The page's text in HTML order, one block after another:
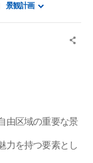
景観計画
由区域の重要な景
力を持つ要素とし